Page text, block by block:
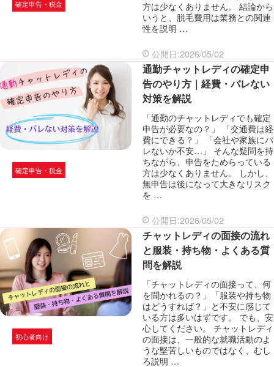
確定申告・税金
方は少なくありません。 結論から
いうと、脱毛費用は業務との関連
性を説明 …
公開日:2026/05/02
確定申告・税金
通勤チャットレディの確定申
告のやり方｜経費・バレない
対策を解説
「通勤のチャットレディでも確定
申告が必要なの？」 「交通費は経
費にできる？」 「会社や家族にバ
レないか不安…」 そんな疑問を持
ちながら、申告をためらっている
方は少なくありません。 しかし、
無申告は後になって大きなリスク
を …
公開日:2026/05/02
初心者向け
チャットレディの面接の流れ
と服装・持ち物・よくある質
問を解説
「チャットレディの面接って、何
を聞かれるの？」「服装や持ち物
はどうすれば？」と不安に感じて
いる方は多いはずです。 でも、安
心してください。 チャットレディ
の面接は、一般的な就職活動のよ
うな堅苦しいものではなく、むし
ろ説明 …